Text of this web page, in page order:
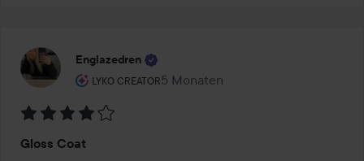
Englazedren
LYKO CREATOR
Rolle des Benutzers: Lyko Creator.
5 Monaten
Der Beitrag wurde 5 Monaten
4
Gloss Coat